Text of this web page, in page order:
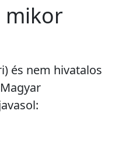
mikor
és nem hivatalos